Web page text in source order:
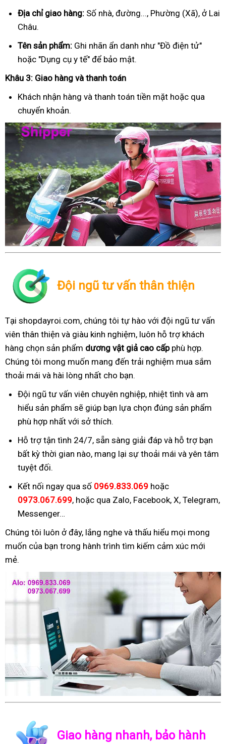
Địa chỉ giao hàng: Số nhà, đường..., Phường (Xã), ở Lai
Châu.
Tên sản phẩm: Ghi nhãn ẩn danh như "Đồ điện tử"
hoặc "Dụng cụ y tế" để bảo mật.
Khâu 3: Giao hàng và thanh toán
Khách nhận hàng và thanh toán tiền mặt hoặc qua
chuyển khoản.
Đội ngũ tư vấn thân thiện
Tại shopdayroi.com, chúng tôi tự hào với đội ngũ tư vấn
viên thân thiện và giàu kinh nghiệm, luôn hỗ trợ khách
hàng chọn sản phẩm dương vật giả cao cấpphù hợp.
Chúng tôi mong muốn mang đến trải nghiệm mua sắm
thoải mái và hài lòng nhất cho bạn.
Đội ngũ tư vấn viên chuyên nghiệp, nhiệt tình và am
hiểu sản phẩm sẽ giúp bạn lựa chọn đúng sản phẩm
phù hợp nhất với sở thích.
Hỗ trợ tận tình 24/7, sẵn sàng giải đáp và hỗ trợ bạn
bất kỳ thời gian nào, mang lại sự thoải mái và yên tâm
tuyệt đối.
Kết nối ngay qua số 0969.833.069 hoặc
0973.067.699, hoặc qua Zalo, Facebook, X, Telegram,
Messenger…
Chúng tôi luôn ở đây, lắng nghe và thấu hiểu mọi mong
muốn của bạn trong hành trình tìm kiếm cảm xúc mới
mẻ.
Giao hàng nhanh, bảo hành